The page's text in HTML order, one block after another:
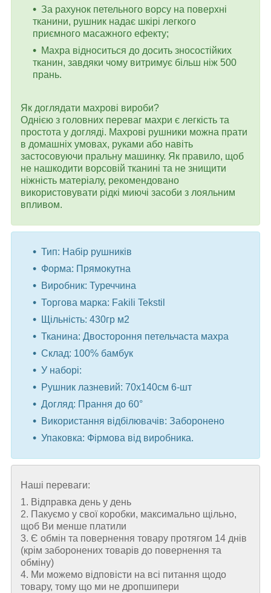
За рахунок петельного ворсу на поверхні
тканини, рушник надає шкірі легкого
приємного масажного ефекту;
Махра відноситься до досить зносостійких
тканин, завдяки чому витримує більш ніж 500
прань.
Як доглядати махрові вироби?
Однією з головних переваг махри є легкість та
простота у догляді. Махрові рушники можна прати
в домашніх умовах, руками або навіть
застосовуючи пральну машинку. Як правило, щоб
не нашкодити ворсовій тканині та не знищити
ніжність матеріалу, рекомендовано
використовувати рідкі миючі засоби з лояльним
впливом.
Тип: Набір рушників
Форма: Прямокутна
Виробник: Туреччина
Торгова марка: Fakili Tekstil
Щільність: 430гр м2
Тканина: Двостороння петельчаста махра
Склад: 100% бамбук
У наборі:
Рушник лазневий: 70x140см 6-шт
Догляд: Прання до 60°
Використання відбілювачів: Заборонено
Упаковка: Фірмова від виробника.
Наші переваги:
1. Відправка день у день
2. Пакуємо у свої коробки, максимально щільно,
щоб Ви менше платили
3. Є обмін та повернення товару протягом 14 днів
(крім заборонених товарів до повернення та
обміну)
4. Ми можемо відповісти на всі питання щодо
товару, тому що ми не дропшипери